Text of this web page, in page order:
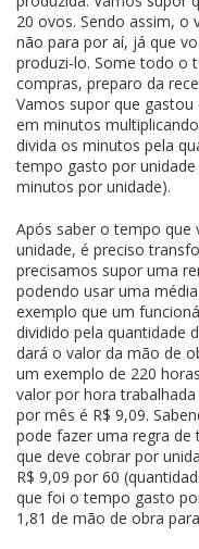
20 ovos. Sendo assim, o
não para por aí, já que
produzi-lo. Some todo o
compras, preparo da
Vamos supor que
em minutos
divida os minutos pela
tempo gasto por
minutos por unidade).
Após saber o tempo que
unidade, é preciso
precisamos supor uma
podendo usar uma
exemplo que um
dividido pela quantidade
dará o valor da mão de
um exemplo de 220
valor por hora
por mês é R$ 9,09.
pode fazer uma regra
que deve cobrar por
R$ 9,09 por 60
que foi o tempo gasto
1,81 de mão de obra